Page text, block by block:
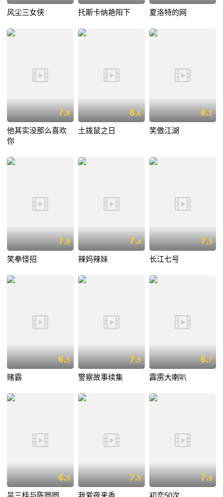
风尘三女侠 托斯卡纳艳阳下 夏洛特的网
7.8
他其实没那么喜欢
你
8.6
土拨鼠之日
8.1
笑傲江湖
7.0
笑拳怪招
7.4
辣妈辣妹
7.3
长江七号
6.5
赌霸
7.9
警察故事续集
6.7
霹雳大喇叭
6.5 7.5 7.9